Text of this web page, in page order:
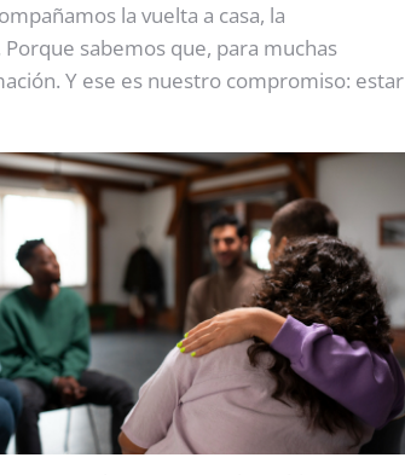
la vuelta a casa, la
sabemos que, para muchas
Y ese es nuestro compromiso: estar